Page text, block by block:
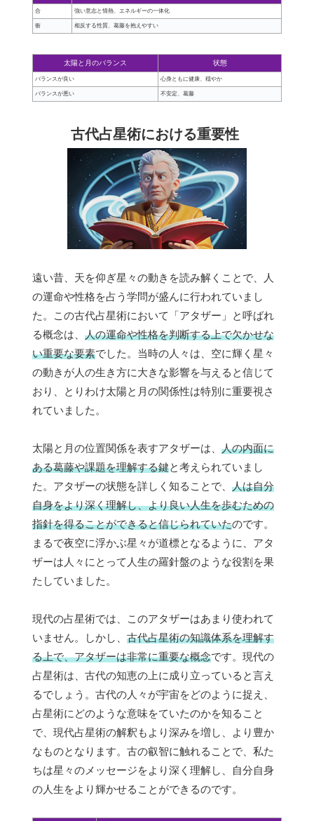
合 強い意志と情熱、エネルギーの一体化
衝 相反する性質、葛藤を抱えやすい
太陽と月のバランス 状態
バランスが良い 心身ともに健康、穏やか
バランスが悪い 不安定、葛藤
古代占星術における重要性
遠い昔、天を仰ぎ星々の動きを読み解くことで、人
の運命や性格を占う学問が盛んに行われていまし
た。この古代占星術において「アタザー」と呼ばれ
る概念は、 人の運命や性格を判断する上で欠かせな
い重要な要素でした。当時の人々は、空に輝く星々
の動きが人の生き方に大きな影響を与えると信じて
おり、とりわけ太陽と月の関係性は特別に重要視さ
れていました。
太陽と月の位置関係を表すアタザーは、 人の内面に
ある葛藤や課題を理解する鍵と考えられていまし
た。アタザーの状態を詳しく知ることで、 人は自分
自身をより深く理解し、より良い人生を歩むための
指針を得ることができると信じられていたのです。
まるで夜空に浮かぶ星々が道標となるように、アタ
ザーは人々にとって人生の羅針盤のような役割を果
たしていました。
現代の占星術では、このアタザーはあまり使われて
いません。しかし、 古代占星術の知識体系を理解す
る上で、アタザーは非常に重要な概念です。現代の
占星術は、古代の知恵の上に成り立っていると言え
るでしょう。古代の人々が宇宙をどのように捉え、
占星術にどのような意味をていたのかを知ること
で、現代占星術の解釈もより深みを増し、より豊か
なものとなります。古の叡智に触れることで、私た
ちは星々のメッセージをより深く理解し、自分自身
の人生をより輝かせることができるのです。